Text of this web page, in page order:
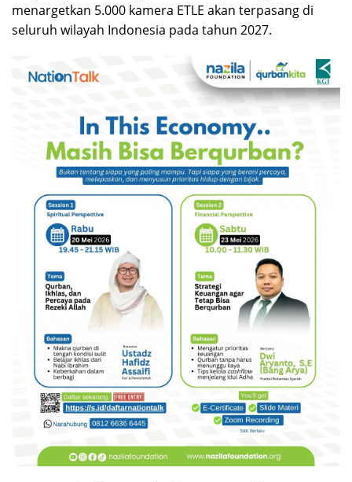
menargetkan 5.000 kamera ETLE akan terpasang di
seluruh wilayah Indonesia pada tahun 2027.